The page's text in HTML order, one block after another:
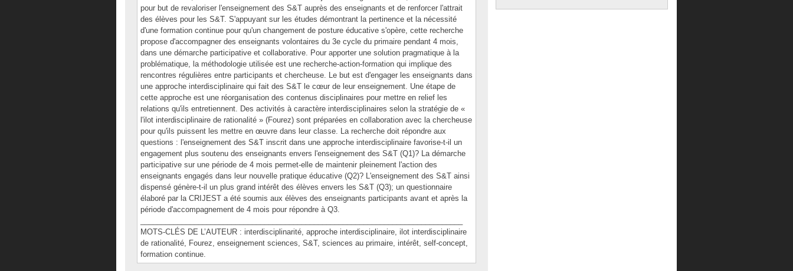
pour but de revaloriser l'enseignement des S&T auprès des enseignants et de renforcer l'attrait
des élèves pour les S&T. S'appuyant sur les études démontrant la pertinence et la nécessité
d'une formation continue pour qu'un changement de posture éducative s'opère, cette recherche
propose d'accompagner des enseignants volontaires du 3e cycle du primaire pendant 4 mois,
dans une démarche participative et collaborative. Pour apporter une solution pragmatique à la
problématique, la méthodologie utilisée est une recherche-action-formation qui implique des
rencontres régulières entre participants et chercheuse. Le but est d'engager les enseignants dans
une approche interdisciplinaire qui fait des S&T le cœur de leur enseignement. Une étape de
cette approche est une réorganisation des contenus disciplinaires pour mettre en relief les
relations qu'ils entretiennent. Des activités à caractère interdisciplinaires selon la stratégie de «
l'ilot interdisciplinaire de rationalité » (Fourez) sont préparées en collaboration avec la chercheuse
pour qu'ils puissent les mettre en œuvre dans leur classe. La recherche doit répondre aux
questions : l'enseignement des S&T inscrit dans une approche interdisciplinaire favorise-t-il un
engagement plus soutenu des enseignants envers l'enseignement des S&T (Q1)? La démarche
participative sur une période de 4 mois permet-elle de maintenir pleinement l'action des
enseignants engagés dans leur nouvelle pratique éducative (Q2)? L'enseignement des S&T ainsi
dispensé génère-t-il un plus grand intérêt des élèves envers les S&T (Q3); un questionnaire
élaboré par la CRIJEST a été soumis aux élèves des enseignants participants avant et après la
période d'accompagnement de 4 mois pour répondre à Q3.
MOTS-CLÉS DE L’AUTEUR : interdisciplinarité, approche interdisciplinaire, ilot interdisciplinaire
de rationalité, Fourez, enseignement sciences, S&T, sciences au primaire, intérêt, self-concept,
formation continue.